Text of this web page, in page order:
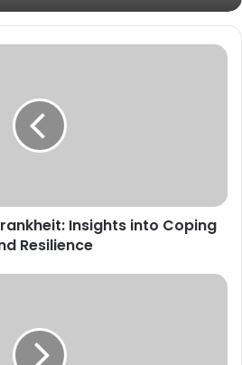
Insights into Coping
Resilience